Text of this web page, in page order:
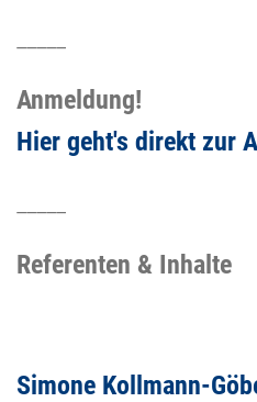
Anmeldung!
Hier geht's direkt zur
Referenten & Inhalte
Simone Kollmann-